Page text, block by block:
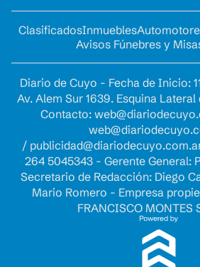
ClasificadosInmuebles
Avisos Fúnebres y
Diario de Cuyo - Fecha de Inicio:
Av. Alem Sur 1639. Esquina
Contacto:
/
264 5045343 - Gerente General:
Secretario de Redacción: Diego
Mario Romero - Empresa
FRANCISCO MONTES